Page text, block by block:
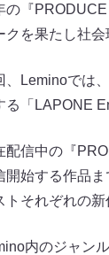
の『
クを果たし社会
、Leminoでは
る「LAPONE
配信中の『
開始する作品
トそれぞれの
内のジャン